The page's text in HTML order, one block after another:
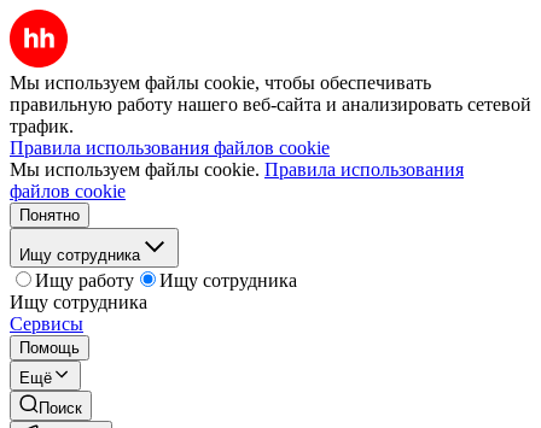
Мы используем файлы cookie, чтобы обеспечивать
правильную работу нашего веб-сайта и анализировать сетевой
трафик.
Правила использования файлов cookie
Мы используем файлы cookie. Правила использования
файлов cookie
Понятно
Ищу сотрудника
Ищу работу
Ищу сотрудника
Ищу сотрудника
Сервисы
Помощь
Ещё
Поиск